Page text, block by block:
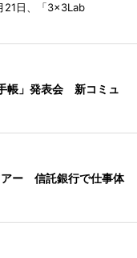
21日、「3×3Lab
帳」発表会 新コミュ
アー 信託銀行で仕事体